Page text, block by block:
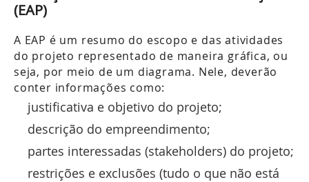
(EAP)
A EAP é um resumo do escopo e das atividades
do projeto representado de maneira gráfica, ou
seja, por meio de um diagrama. Nele, deverão
conter informações como:
justificativa e objetivo do projeto;
descrição do empreendimento;
partes interessadas (stakeholders) do projeto;
restrições e exclusões (tudo o que não está